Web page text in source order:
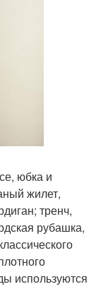
юбка и
жилет,
тренч,
рубашка,
используются